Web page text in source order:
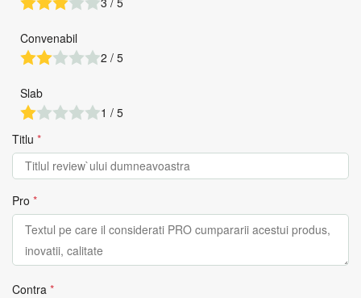
Convenabil
2 / 5
Slab
1 / 5
Titlu *
Pro *
Contra *